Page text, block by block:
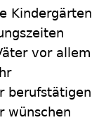
Kindergärten
vor allem
berufstätigen
wünschen